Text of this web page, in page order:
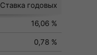
Ставка годовых
16,06 %
0,78 %